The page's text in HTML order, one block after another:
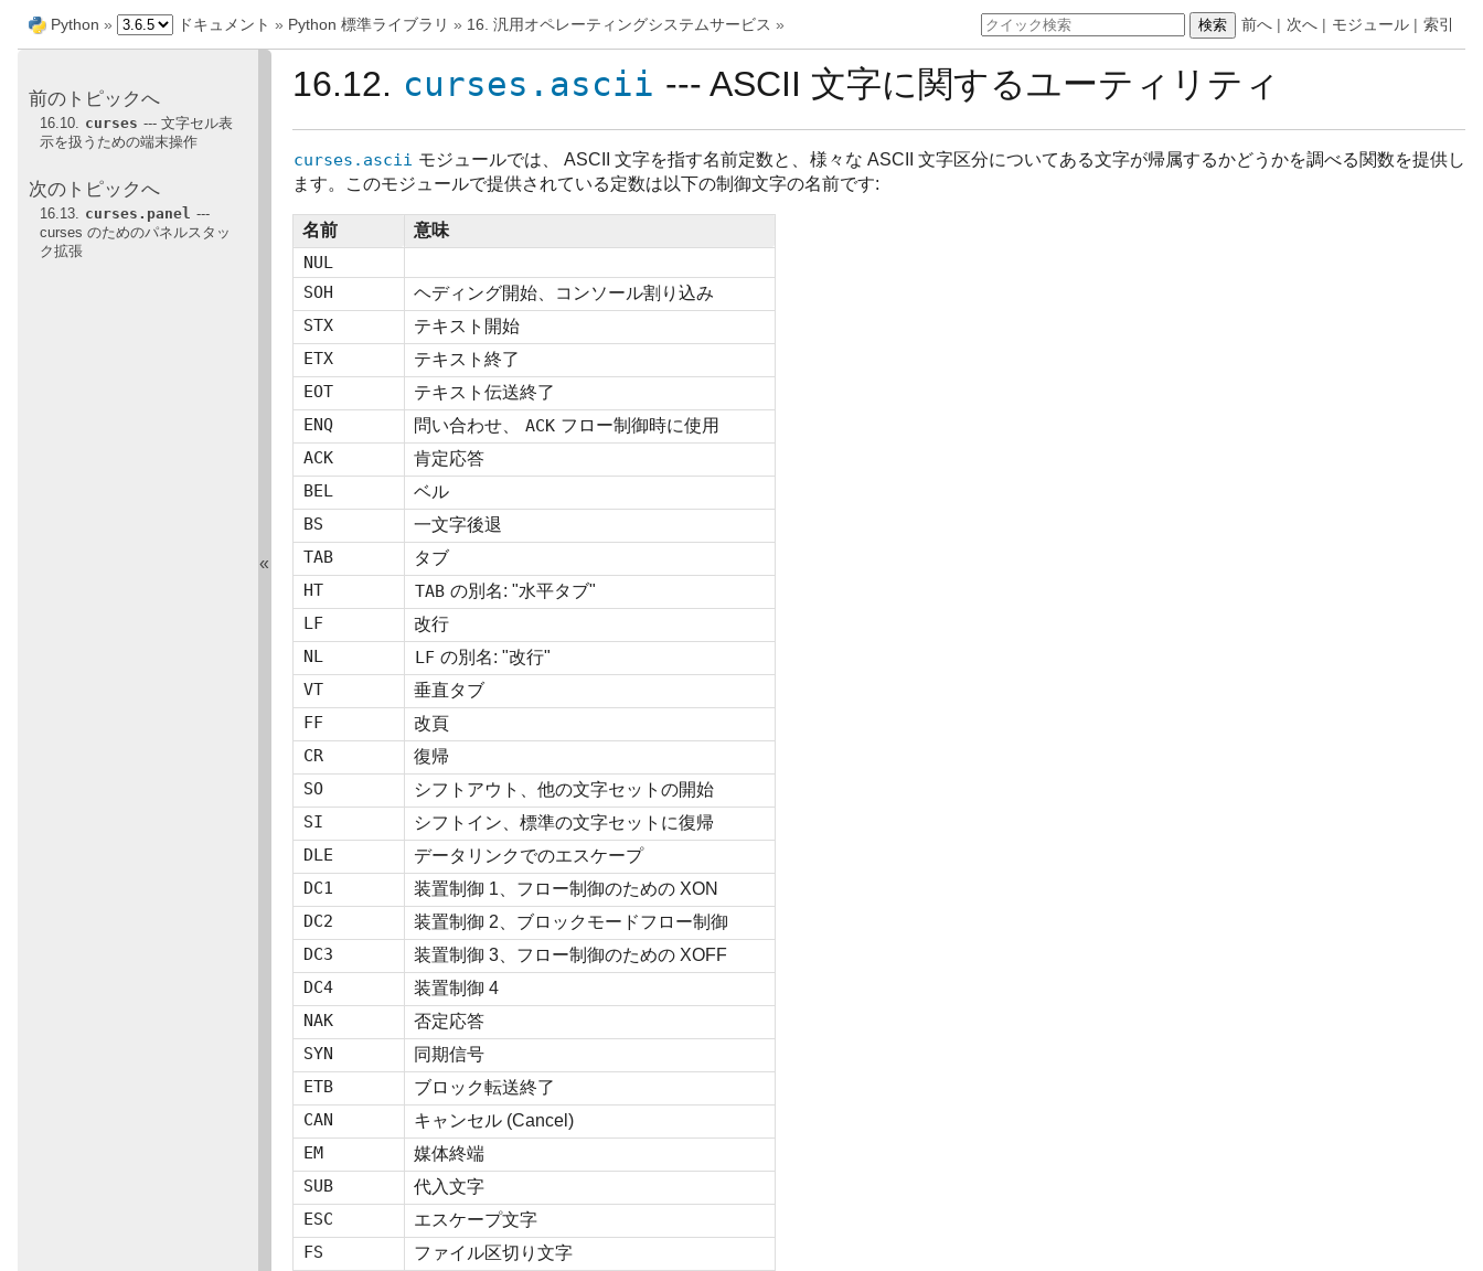
索引
モジュール |
次へ |
前へ |
Python » ドキュメント » Python 標準ライブラリ » 16. 汎用オペレーティングシステムサービス »
16.12. curses.ascii --- ASCII 文字に関するユーティリティ
curses.ascii モジュールでは、 ASCII 文字を指す名前定数と、様々な ASCII 文字区分についてある文字が帰属するかどうかを調べる関数を提供し
ます。このモジュールで提供されている定数は以下の制御文字の名前です:
名前 意味
NUL
SOH
ヘディング開始、コンソール割り込み
STX テキスト開始
ETX テキスト終了
EOT テキスト伝送終了
ENQ 問い合わせ、 ACK フロー制御時に使用
ACK 肯定応答
BEL ベル
BS 一文字後退
TAB タブ
HT TAB の別名: "水平タブ"
LF 改行
NL LF の別名: "改行"
VT 垂直タブ
FF 改頁
CR 復帰
SO シフトアウト、他の文字セットの開始
SI シフトイン、標準の文字セットに復帰
DLE データリンクでのエスケープ
DC1 装置制御 1、フロー制御のための XON
DC2 装置制御 2、ブロックモードフロー制御
DC3 装置制御 3、フロー制御のための XOFF
DC4 装置制御 4
NAK 否定応答
SYN 同期信号
ETB ブロック転送終了
CAN キャンセル (Cancel)
EM 媒体終端
SUB 代入文字
ESC エスケープ文字
FS ファイル区切り文字
前のトピックへ
16.10. curses --- 文字セル表
示を扱うための端末操作
次のトピックへ
16.13. curses.panel ---
curses のためのパネルスタッ
ク拡張
«